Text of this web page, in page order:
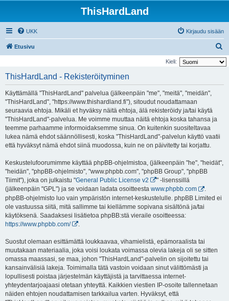
ThisHardLand
UKK Kirjaudu sisään
Etusivu
t
Kieli:
ThisHardLand - Rekisteröityminen
Käyttämällä "ThisHardLand" palvelua (jälkeenpäin "me", "meitä", "meidän",
"ThisHardLand", "https://www.thishardland.fi"), sitoudut noudattamaan
seuraavia ehtoja. Mikäli et hyväksy näitä ehtoja, älä rekisteröidy ja/tai käytä
"ThisHardLand"-palvelua. Me voimme muuttaa näitä ehtoja koska tahansa ja
teemme parhaamme informoidaksemme sinua. On kuitenkin suositeltavaa
lukea nämä ehdot säännöllisesti, koska "ThisHardLand"-palvelun käyttö vaatii
että hyväksyt nämä ehdot siinä muodossa, kuin ne on päivitetty tai korjattu.
Keskustelufoorumimme käyttää phpBB-ohjelmistoa, (jälkeenpäin "he", "heidät",
"heidän", "phpBB-ohjelmisto", "www.phpbb.com", "phpBB Group", "phpBB
Tiimit"), joka on julkaistu "General Public License v2
" -lisenssillä
(jälkeenpäin "GPL") ja se voidaan ladata osoitteesta www.phpbb.com
.
phpBB-ohjelmisto luo vain ympäristön internet-keskustelulle. phpBB Limited ei
ole vastuussa siitä, mitä sallimme tai kiellämme sopivana sisältönä ja/tai
käytöksenä. Saadaksesi lisätietoa phpBB:stä vieraile osoitteessa:
https://www.phpbb.com/
Suostut olemaan esittämättä loukkaavaa, vihamielistä, epämoraalista tai
muutakaan materiaalia, joka voisi loukata voimassa olevia lakeja oli se sitten
omassa maassasi, se maa, johon "ThisHardLand"-palvelin on sijoitettu tai
kansainvälisiä lakeja. Toimimalla tätä vastoin voidaan sinut välittömästi ja
lopullisesti poistaa järjestelmän käyttäjistä ja tarvittaessa internet-
yhteydentarjoajaasi otetaan yhteyttä. Kaikkien viestien IP-osoite tallennetaan
näiden ehtojen noudattamisen tarkkailua varten. Hyväksyt, että